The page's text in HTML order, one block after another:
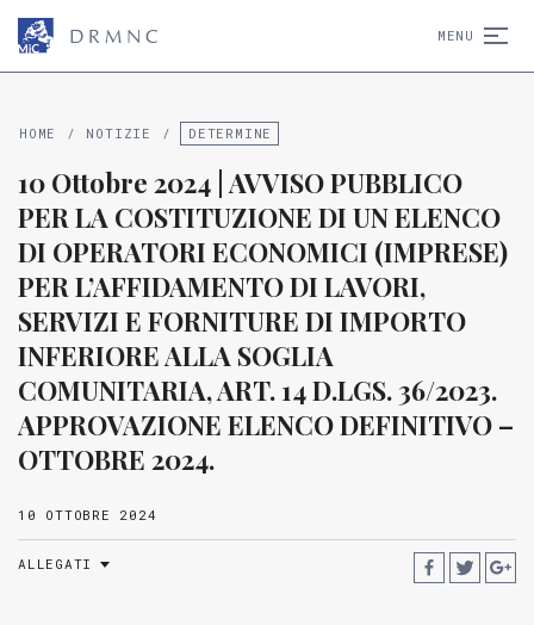
D R M N C MENU
HOME / NOTIZIE / DETERMINE
10 Ottobre 2024 | AVVISO PUBBLICO
PER LA COSTITUZIONE DI UN ELENCO
DI OPERATORI ECONOMICI (IMPRESE)
PER L’AFFIDAMENTO DI LAVORI,
SERVIZI E FORNITURE DI IMPORTO
INFERIORE ALLA SOGLIA
COMUNITARIA, ART. 14 D.LGS. 36/2023.
APPROVAZIONE ELENCO DEFINITIVO –
OTTOBRE 2024.
10 OTTOBRE 2024
ALLEGATI